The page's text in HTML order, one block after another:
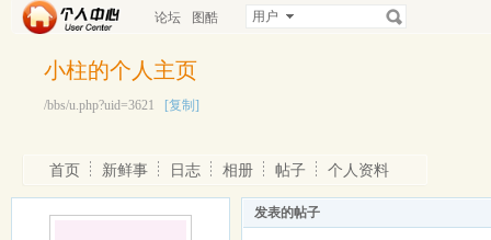
论坛 图酷 用户
小柱的个人主页
/bbs/u.php?uid=3621 [复制]
首页 新鲜事 日志 相册 帖子 个人资料
发表的帖子